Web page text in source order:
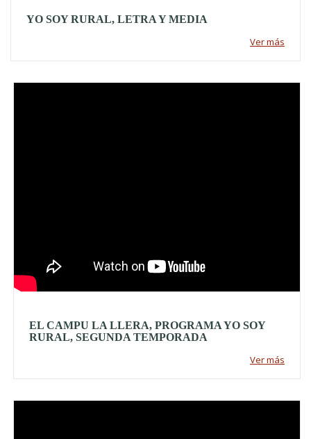
YO SOY RURAL, LETRA Y MEDIA
Ver más
EL CAMPU LA LLERA, PROGRAMA YO SOY
RURAL, SEGUNDA TEMPORADA
Ver más